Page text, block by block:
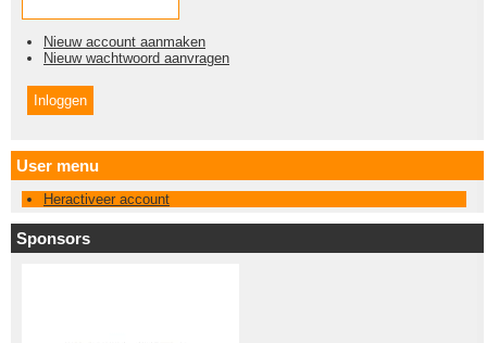
Nieuw account aanmaken
Nieuw wachtwoord aanvragen
User menu
Heractiveer account
Sponsors